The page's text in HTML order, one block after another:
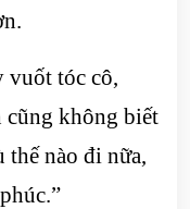
vuốt tóc cô,
cũng không biết
nào đi nữa,